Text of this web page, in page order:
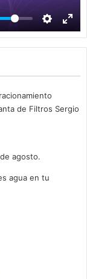
de Filtros Sergio
agosto.
agua en tu